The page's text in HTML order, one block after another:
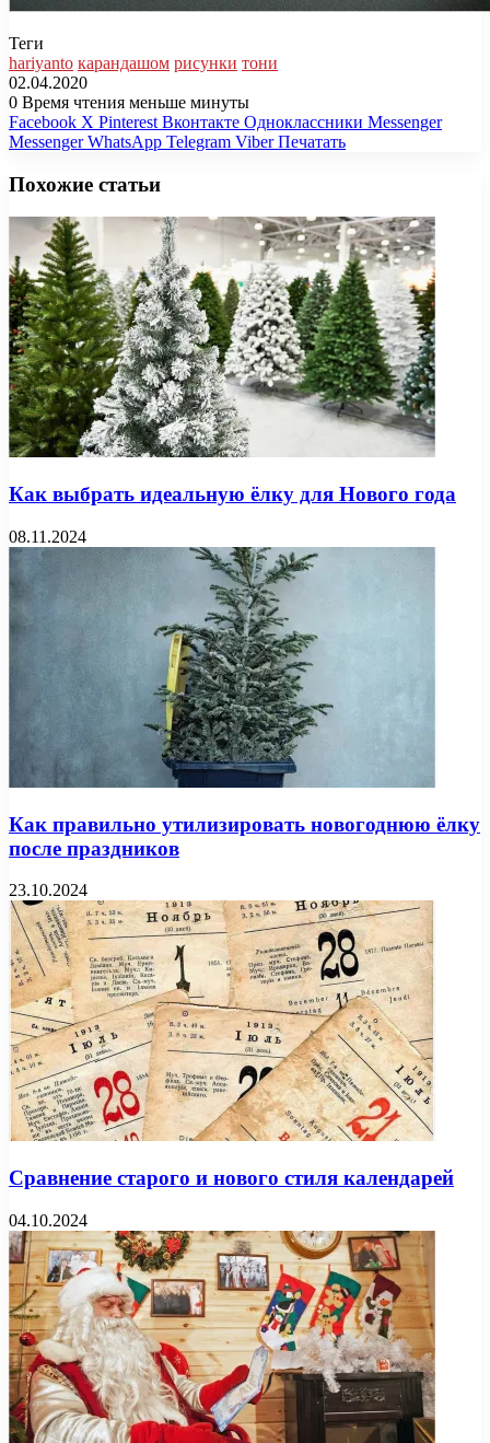
Теги
hariyanto карандашом рисунки тони
02.04.2020
0 Время чтения меньше минуты
Facebook X Pinterest Вконтакте Одноклассники Messenger
Messenger WhatsApp Telegram Viber Печатать
Похожие статьи
Как выбрать идеальную ёлку для Нового года
08.11.2024
Как правильно утилизировать новогоднюю ёлку
после праздников
23.10.2024
Сравнение старого и нового стиля календарей
04.10.2024